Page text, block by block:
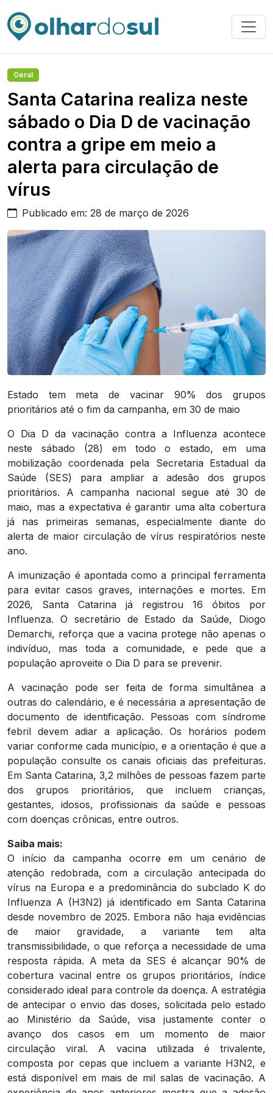
Geral
Santa Catarina realiza neste
sábado o Dia D de vacinação
contra a gripe em meio a
alerta para circulação de
vírus
Publicado em: 28 de março de 2026
Estado tem meta de vacinar 90% dos grupos
prioritários até o fim da campanha, em 30 de maio
O Dia D da vacinação contra a Influenza acontece
neste sábado (28) em todo o estado, em uma
mobilização coordenada pela Secretaria Estadual da
Saúde (SES) para ampliar a adesão dos grupos
prioritários. A campanha nacional segue até 30 de
maio, mas a expectativa é garantir uma alta cobertura
já nas primeiras semanas, especialmente diante do
alerta de maior circulação de vírus respiratórios neste
ano.
A imunização é apontada como a principal ferramenta
para evitar casos graves, internações e mortes. Em
2026, Santa Catarina já registrou 16 óbitos por
Influenza. O secretário de Estado da Saúde, Diogo
Demarchi, reforça que a vacina protege não apenas o
indivíduo, mas toda a comunidade, e pede que a
população aproveite o Dia D para se prevenir.
A vacinação pode ser feita de forma simultânea a
outras do calendário, e é necessária a apresentação de
documento de identificação. Pessoas com síndrome
febril devem adiar a aplicação. Os horários podem
variar conforme cada município, e a orientação é que a
população consulte os canais oficiais das prefeituras.
Em Santa Catarina, 3,2 milhões de pessoas fazem parte
dos grupos prioritários, que incluem crianças,
gestantes, idosos, profissionais da saúde e pessoas
com doenças crônicas, entre outros.
Saiba mais:
O início da campanha ocorre em um cenário de
atenção redobrada, com a circulação antecipada do
vírus na Europa e a predominância do subclado K do
Influenza A (H3N2) já identificado em Santa Catarina
desde novembro de 2025. Embora não haja evidências
de maior gravidade, a variante tem alta
transmissibilidade, o que reforça a necessidade de uma
resposta rápida. A meta da SES é alcançar 90% de
cobertura vacinal entre os grupos prioritários, índice
considerado ideal para controle da doença. A estratégia
de antecipar o envio das doses, solicitada pelo estado
ao Ministério da Saúde, visa justamente conter o
avanço dos casos em um momento de maior
circulação viral. A vacina utilizada é trivalente,
composta por cepas que incluem a variante H3N2, e
está disponível em mais de mil salas de vacinação. A